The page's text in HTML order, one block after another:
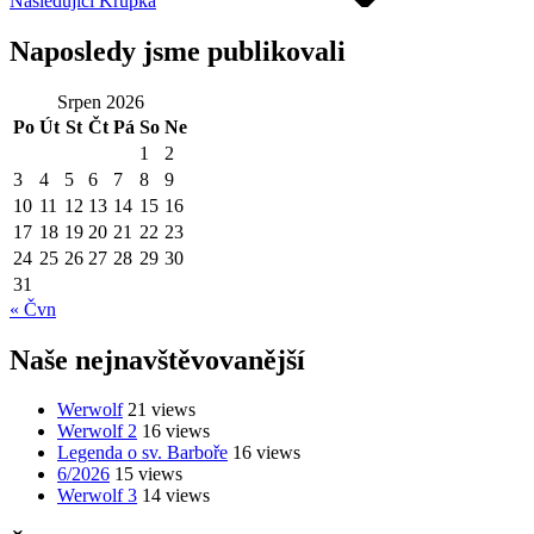
Naposledy jsme publikovali
Srpen 2026
Po Út St Čt Pá So Ne
1
2
3
4 5 6 7 8
9
10 11 12 13 14 15 16
17 18 19 20 21 22 23
24 25 26 27 28 29 30
31
« Čvn
Naše nejnavštěvovanější
Werwolf 21 views
Werwolf 2 16 views
Legenda o sv. Barboře 16 views
6/2026 15 views
Werwolf 3 14 views